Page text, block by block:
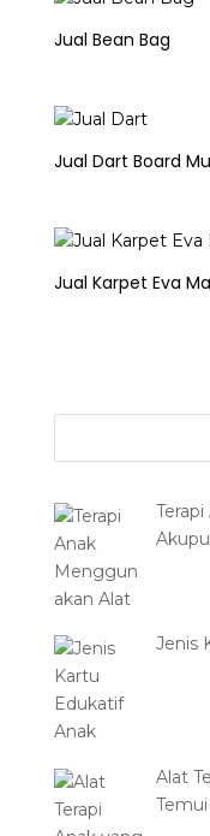
Jual Bean Bag
Jual Dart Board
Jual Karpet Eva
Jenis
Alat
Temui